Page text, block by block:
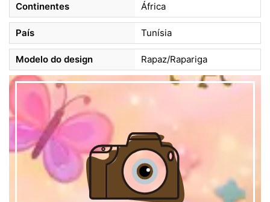
Continentes África
País Tunísia
Modelo do design Rapaz/Rapariga